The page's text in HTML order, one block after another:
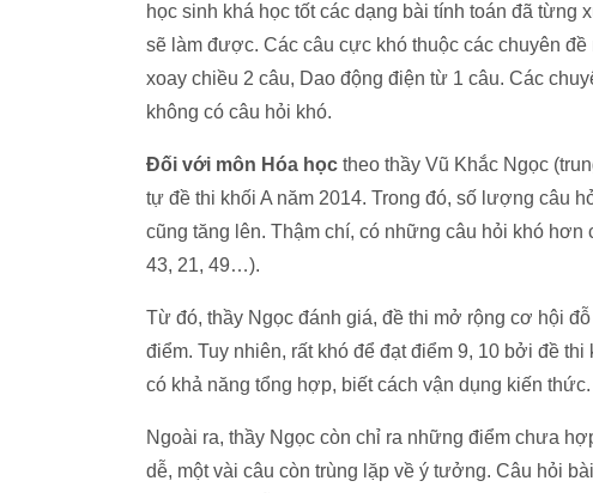
học sinh khá học tốt các dạng bài tính toán đã
sẽ làm được. Các câu cực khó thuộc các chuyên
xoay chiều 2 câu, Dao động điện từ 1 câu. Các
không có câu hỏi khó.
Đối với môn Hóa học theo thầy Vũ Khắc Ngọc
tự đề thi khối A năm 2014. Trong đó, số lượng câu
cũng tăng lên. Thậm chí, có những câu hỏi khó hơn
43, 21, 49…).
Từ đó, thầy Ngọc đánh giá, đề thi mở rộng cơ hội
điểm. Tuy nhiên, rất khó để đạt điểm 9, 10 bởi đề
có khả năng tổng hợp, biết cách vận dụng kiến thức.
Ngoài ra, thầy Ngọc còn chỉ ra những điểm chưa
dễ, một vài câu còn trùng lặp về ý tưởng. Câu hỏi